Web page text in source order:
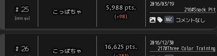
# 25
2806 rps
こっぱちゃ 5,988 pts.
(+98)
2016/03/19
216#Snack Pit
NGC コメントなし
# 26 こっぱちゃ 16,625 pts.
2016/12/30
217#Three Color Training